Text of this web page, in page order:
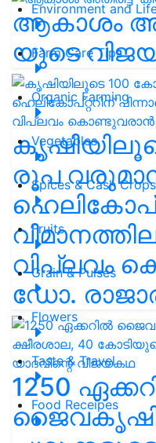
Environment and
Farm Care Tips
Organic Farming
Vegetables
Spices & Cash Crops
Fruits
Grain & Pulses
Flowers
Taste & Travel
Food Receipes
ആകാശം
യുടെ
രൂപ
വിപ്ലവം
ഡോ.
1250